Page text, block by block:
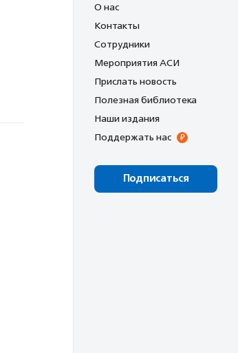
О нас
Контакты
Сотрудники
Мероприятия АСИ
Прислать новость
Полезная библиотека
Наши издания
Поддержать нас
Подписаться